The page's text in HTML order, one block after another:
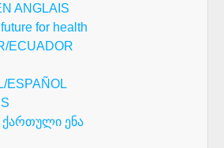
ANGLAIS
for health
ECUADOR
ESPAÑOL
ქართული ენა